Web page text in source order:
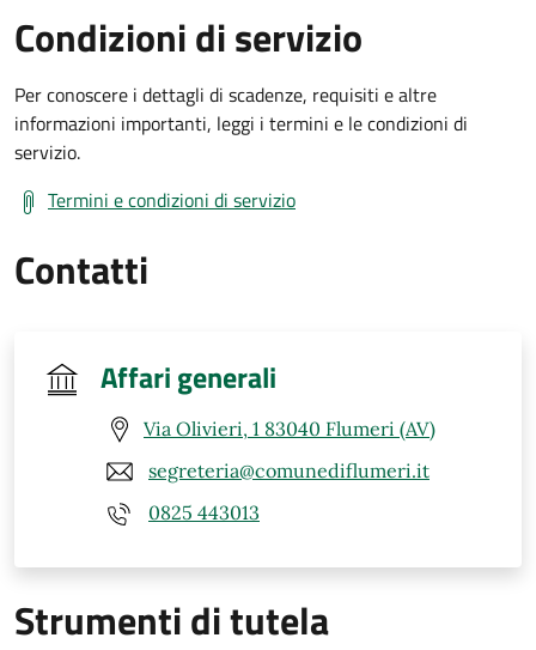
Condizioni di servizio
Per conoscere i dettagli di scadenze, requisiti e altre
informazioni importanti, leggi i termini e le condizioni di
servizio.
Termini e condizioni di servizio
Contatti
Affari generali
Via Olivieri, 1 83040 Flumeri (AV)
segreteria@comunediflumeri.it
0825 443013
Strumenti di tutela